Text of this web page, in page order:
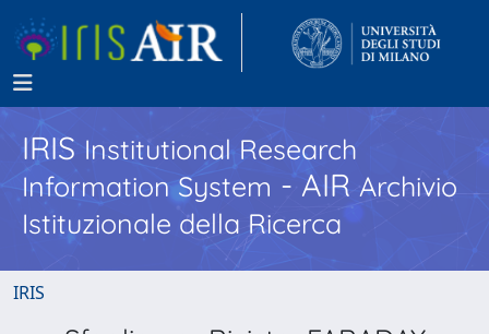
IRISInstitutional Research
Information System - AIR Archivio
Istituzionale della Ricerca
IRIS